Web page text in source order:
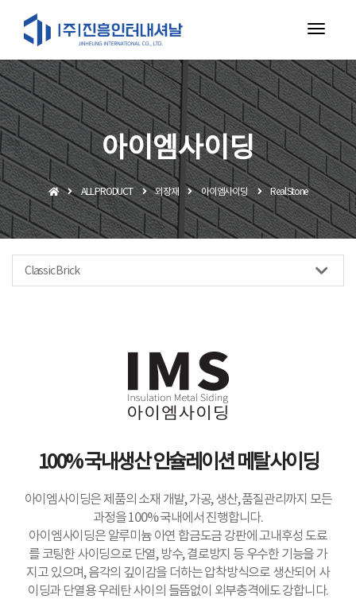
아이엠사이딩
ALL PRODUCT 외장재 아이엠사이딩 Real Stone
Classic Brick
100% 국내생산 인슐레이션 메탈사이딩
아이엠사이딩은 제품의 소재 개발, 가공, 생산, 품질관리까지 모든
과정을 100% 국내에서 진행합니다.
아이엠사이딩은 알루미늄 아연 합금도금 강판에 고내후성 도료
를 코팅한 사이딩으로 단열, 방수, 결로방지 등 우수한 기능을 가
지고 있으며, 음각의 깊이감을 더하는 압착방식으로 생산되어 사
이딩과 단열용 우레탄 사이의 들뜸없이 외부충격에도 강합니다.